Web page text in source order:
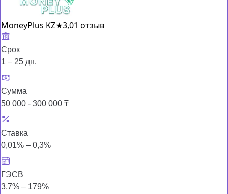
MoneyPlus KZ★3,01 отзыв
Срок
1 – 25 дн.
Сумма
50 000 - 300 000 ₸
Ставка
0,01% – 0,3%
ГЭСВ
3,7% – 179%